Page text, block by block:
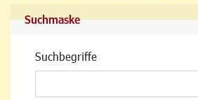
Suchmaske
Suchbegriffe